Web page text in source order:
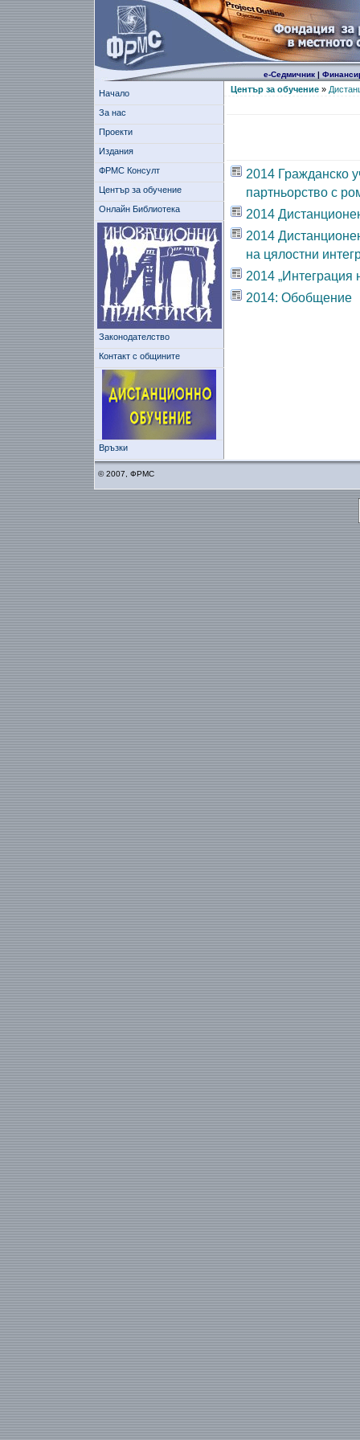
е-Седмичник|
Начало
За нас
Проекти
Издания
ФРМС Консулт
Център за обучение
Онлайн Библиотека
Законодателство
Контакт с общините
Връзки
Център за обучение»
2014 Гражданско
партньорство с
2014
2014
на цялостни
2014 „Интеграция
2014: Обобщение
© 2007, ФРМС